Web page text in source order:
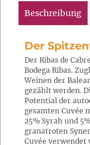
Beschreibung
Der
Der Ribas de
Bodega Ribas.
Weinen der
gezählt werden.
Potential der
gesamten Cuvée
25% Syrah und
granatroten
Cuvée verwendet